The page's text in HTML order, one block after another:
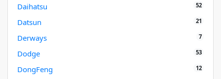
Daihatsu 52
Datsun 21
Derways 7
Dodge 53
DongFeng 12